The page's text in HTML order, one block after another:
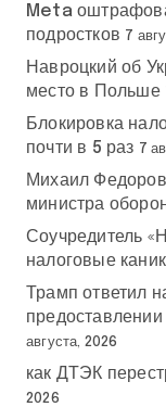
Meta
подростков 7
Навроцкий об
место в Польше
Блокировка
почти в 5 раз 7
Михаил Федоров
министра
Соучредитель
налоговые
Трамп ответил
августа, 2026
как ДТЭК
2026